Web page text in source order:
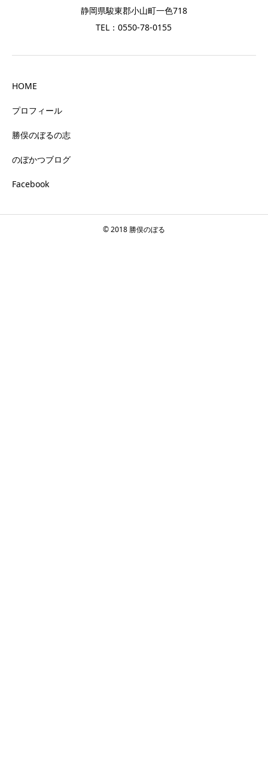
静岡県駿東郡小山町一色718
TEL：0550-78-0155
HOME
プロフィール
勝俣のぼるの志
のぼかつブログ
Facebook
© 2018 勝俣のぼる